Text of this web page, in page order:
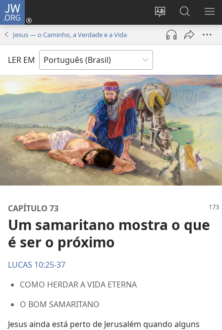
JW.ORG
Mudar
idioma
Log
(abre
janela)
Buscar
no
JW.ORG
Jesus — o Caminho, a Verdade e a Vida
LER EM
CAPÍTULO 73
Um samaritano mostra o que
é ser o próximo
LUCAS 10:25-37
COMO HERDAR A VIDA ETERNA
O BOM SAMARITANO
Jesus ainda está perto de Jerusalém quando alguns